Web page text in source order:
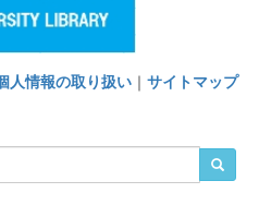
人情報の取り扱い ｜ サイトマップ